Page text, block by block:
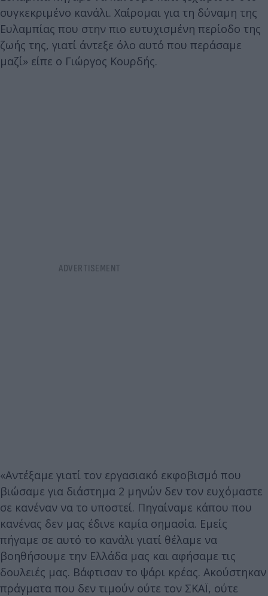
συγκεκριμένο κανάλι. Χαίρομαι για τη δύναμη της
Ευλαμπίας που στην πιο ευτυχισμένη περίοδο της
ζωής της, γιατί άντεξε όλο αυτό που περάσαμε
μαζί» είπε ο Γιώργος Κουρδής.
«Αντέξαμε γιατί τον εργασιακό εκφοβισμό που
βιώσαμε για διάστημα 2 μηνών δεν τον ευχόμαστε
σε κανέναν να το υποστεί. Πηγαίναμε κάπου που
κανένας δεν μας έδινε καμία σημασία. Εμείς
πήγαμε σε αυτό το κανάλι γιατί θέλαμε να
βοηθήσουμε την Ελλάδα μας και αφήσαμε τις
δουλειές μας. Βάφτισαν το ψάρι κρέας. Ακούστηκαν
πράγματα που δεν τιμούν ούτε τον ΣΚΑΪ, ούτε